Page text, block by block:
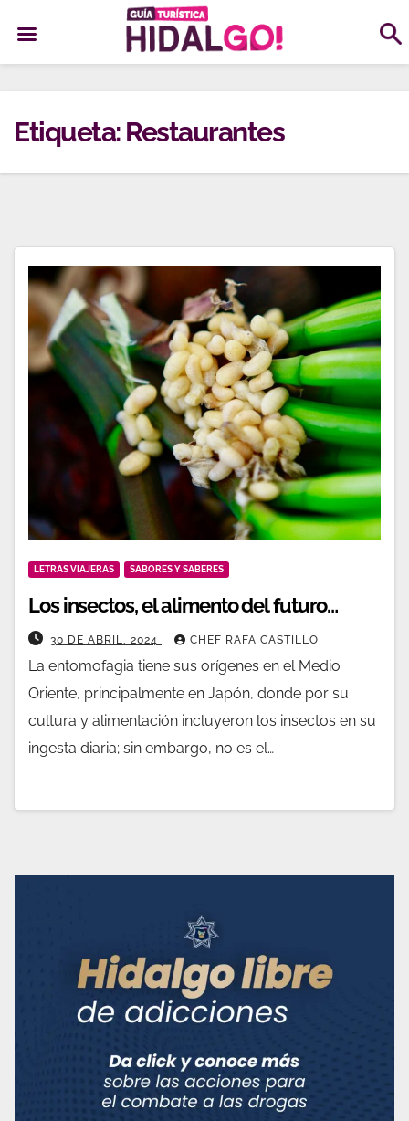
contenido
Etiqueta: Restaurantes
LETRAS VIAJERAS SABORES Y SABERES
Los insectos, el alimento del futuro…
30 DE ABRIL, 2024 CHEF RAFA CASTILLO
La entomofagia tiene sus orígenes en el Medio
Oriente, principalmente en Japón, donde por su
cultura y alimentación incluyeron los insectos en su
ingesta diaria; sin embargo, no es el…